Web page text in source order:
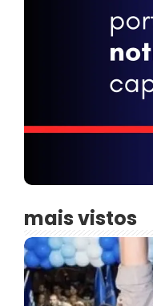
mais vistos